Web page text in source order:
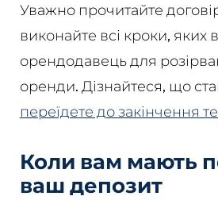
Уважно прочитайте
виконайте всі кроки, яких
орендодавець для
оренди. Дізнайтеся, що
переїдете до закінчення
Коли вам мають
ваш депозит